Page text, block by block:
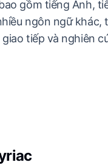
gồm tiếng Anh,
ngôn ngữ khác,
giao tiếp và nghiên